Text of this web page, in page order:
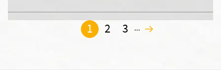
1 2 3 ... 2